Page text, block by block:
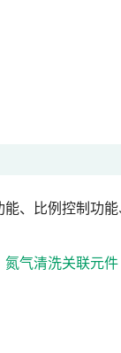
能、比例控制功
氮气清洗关联元件